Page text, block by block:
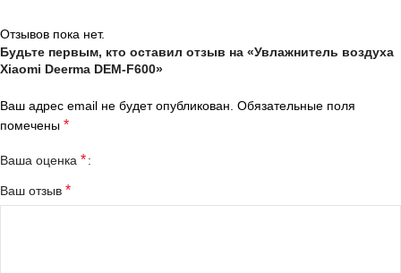
Отзывов пока нет.
Будьте первым, кто оставил отзыв на «Увлажнитель воздуха
Xiaomi Deerma DEM-F600»
Ваш адрес email не будет опубликован. Обязательные поля
помечены *
Ваша оценка *
Ваш отзыв *